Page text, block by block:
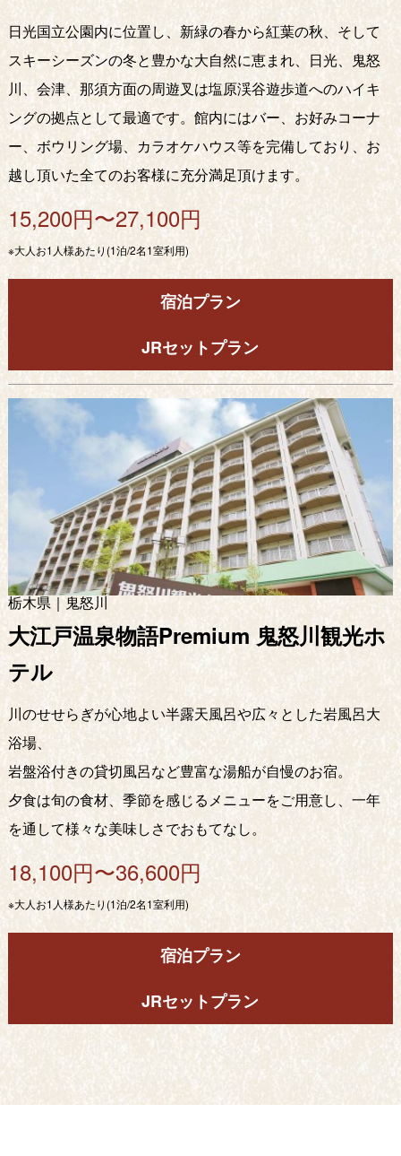
日光国立公園内に位置し、新緑の春から紅葉の秋、そして
スキーシーズンの冬と豊かな大自然に恵まれ、日光、鬼怒
川、会津、那須方面の周遊叉は塩原渓谷遊歩道へのハイキ
ングの拠点として最適です。館内にはバー、お好みコーナ
ー、ボウリング場、カラオケハウス等を完備しており、お
越し頂いた全てのお客様に充分満足頂けます。
15,200円〜27,100円
※大人お1人様あたり(1泊/2名1室利用)
宿泊プラン
JRセットプラン
栃木県｜鬼怒川
大江戸温泉物語Premium 鬼怒川観光ホ
テル
川のせせらぎが心地よい半露天風呂や広々とした岩風呂大
浴場、
岩盤浴付きの貸切風呂など豊富な湯船が自慢のお宿。
夕食は旬の食材、季節を感じるメニューをご用意し、一年
を通して様々な美味しさでおもてなし。
18,100円〜36,600円
※大人お1人様あたり(1泊/2名1室利用)
宿泊プラン
JRセットプラン